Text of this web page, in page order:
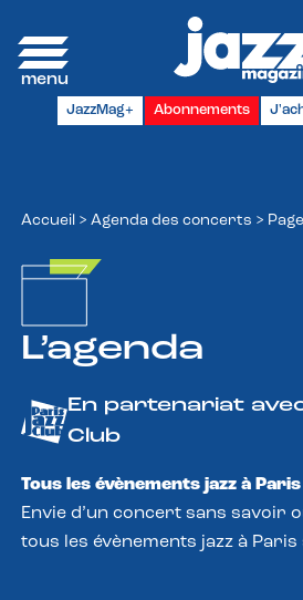
JazzMag+ Abonnements
Accueil > Agenda des concerts >
L’agenda
En partenariat
Club
Tous les évènements jazz à Paris
Envie d’un concert sans savoir
tous les évènements jazz à